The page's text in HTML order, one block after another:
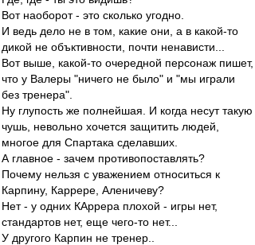
Вот наоборот - это сколько угодно.
И ведь дело не в том, какие они, а в какой-то
дикой не объктивности, почти ненависти...
Вот выше, какой-то очередной персонаж пишет,
что у Валеры "ничего не было" и "мы играли
без тренера".
Ну глупость же полнейшая. И когда несут такую
чушь, невольно хочется защитить людей,
многое для Спартака сделавших.
А главное - зачем противопоставлять?
Почему нельзя с уважением относиться к
Карпину, Каррере, Аленичеву?
Нет - у одних КАррера плохой - игры нет,
стандартов нет, еще чего-то нет...
У другого Карпин не тренер..